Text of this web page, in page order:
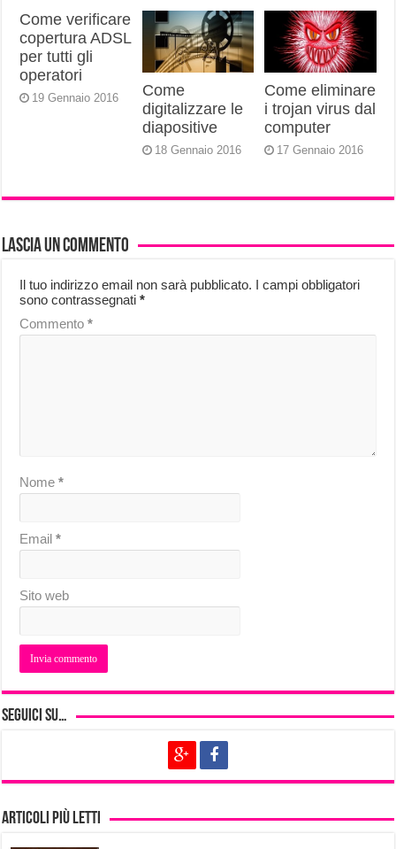
Come verificare
copertura ADSL
per tutti gli
operatori
19 Gennaio 2016
Come
digitalizzare le
diapositive
18 Gennaio 2016
Come eliminare
i trojan virus dal
computer
17 Gennaio 2016
Lascia un commento
Il tuo indirizzo email non sarà pubblicato. I campi obbligatori
sono contrassegnati*
Commento*
Nome*
Email*
Sito web
Seguici su…
Articoli più letti